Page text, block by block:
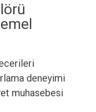
deneyimi
muhasebesi